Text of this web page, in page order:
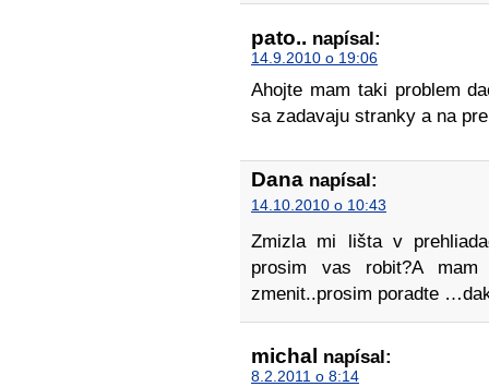
pato.. napísal:
14.9.2010 o 19:06
Ahojte mam taki problem
sa zadavaju stranky a na
Dana napísal:
14.10.2010 o 10:43
Zmizla mi lišta v
prosim vas robit?A
zmenit..prosim poradte
michal napísal:
8.2.2011 o 8:14